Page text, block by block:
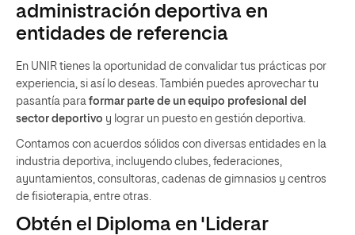
administración deportiva en
entidades de referencia
En UNIR tienes la oportunidad de convalidar tus prácticas por
experiencia, si así lo deseas. También puedes aprovechar tu
pasantía para formar parte de un equipo profesional del
sector deportivo y lograr un puesto en gestión deportiva.
Contamos con acuerdos sólidos con diversas entidades en la
industria deportiva, incluyendo clubes, federaciones,
ayuntamientos, consultoras, cadenas de gimnasios y centros
de fisioterapia, entre otras.
Obtén el Diploma en 'Liderar